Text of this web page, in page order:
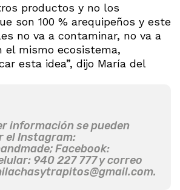
productos y no los
son 100 % arequipeños y este
no va a contaminar, no va a
el mismo ecosistema,
esta idea”, dijo María del
información se pueden
el Instagram:
Facebook:
940 227 777 y correo
.